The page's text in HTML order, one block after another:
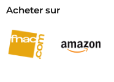
Acheter sur